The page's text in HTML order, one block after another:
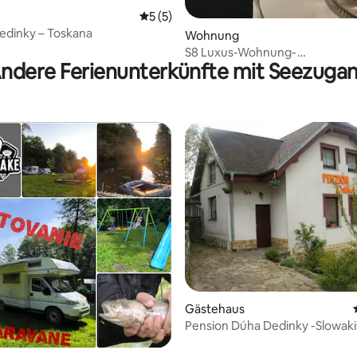
Durchschnittliche Bewertung: 5 von 5,
5 (5)
– Toskana
Wohnung
S8 Luxus-Wohnung-
Lebensmittelgeschäft-
Ferienunterkünfte mit
4,84 von 5, 166 Bewertungen
Gästehaus
Pension Dúha Dedinky -